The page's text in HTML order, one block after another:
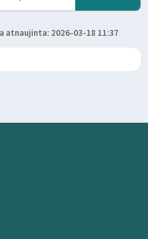
atnaujinta: 2026-03-18 11:37